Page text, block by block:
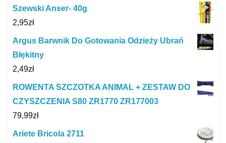
Szewski Anser- 40g
2,95zł
Argus Barwnik Do Gotowania Odzieży Ubrań
Błękitny
2,49zł
ROWENTA SZCZOTKA ANIMAL + ZESTAW DO
CZYSZCZENIA S80 ZR1770 ZR177003
79,99zł
Ariete Bricola 2711